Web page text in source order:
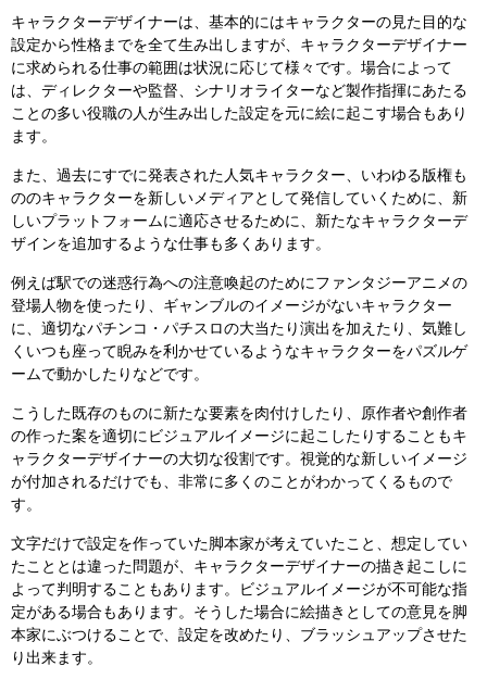
キャラクターデザイナーは、基本的にはキャラクターの見た目的な
設定から性格までを全て生み出しますが、キャラクターデザイナー
に求められる仕事の範囲は状況に応じて様々です。場合によって
は、ディレクターや監督、シナリオライターなど製作指揮にあたる
ことの多い役職の人が生み出した設定を元に絵に起こす場合もあり
ます。
また、過去にすでに発表された人気キャラクター、いわゆる版権も
ののキャラクターを新しいメディアとして発信していくために、新
しいプラットフォームに適応させるために、新たなキャラクターデ
ザインを追加するような仕事も多くあります。
例えば駅での迷惑行為への注意喚起のためにファンタジーアニメの
登場人物を使ったり、ギャンブルのイメージがないキャラクター
に、適切なパチンコ・パチスロの大当たり演出を加えたり、気難し
くいつも座って睨みを利かせているようなキャラクターをパズルゲ
ームで動かしたりなどです。
こうした既存のものに新たな要素を肉付けしたり、原作者や創作者
の作った案を適切にビジュアルイメージに起こしたりすることもキ
ャラクターデザイナーの大切な役割です。視覚的な新しいイメージ
が付加されるだけでも、非常に多くのことがわかってくるもので
す。
文字だけで設定を作っていた脚本家が考えていたこと、想定してい
たこととは違った問題が、キャラクターデザイナーの描き起こしに
よって判明することもあります。ビジュアルイメージが不可能な指
定がある場合もあります。そうした場合に絵描きとしての意見を脚
本家にぶつけることで、設定を改めたり、ブラッシュアップさせた
り出来ます。